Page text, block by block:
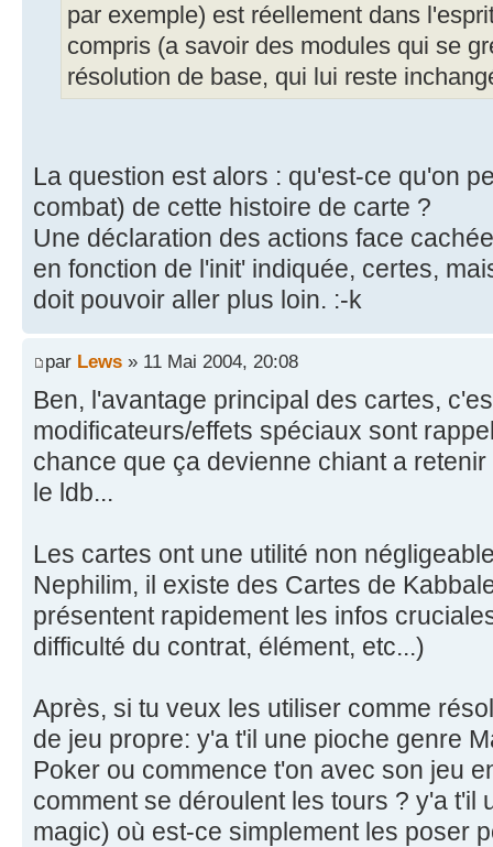
par exemple) est réellement dans
compris (a savoir des modules qui se
résolution de base, qui lui reste
La question est alors : qu'est-ce qu'on
combat) de cette histoire de carte ?
Une déclaration des actions face
en fonction de l'init' indiquée, certes,
doit pouvoir aller plus loin. :-k
par Lews » 11 Mai 2004, 20:08
Ben, l'avantage principal des cartes,
modificateurs/effets spéciaux sont
chance que ça devienne chiant a
le ldb...
Les cartes ont une utilité non
Nephilim, il existe des Cartes de
présentent rapidement les infos
difficulté du contrat, élément, etc...)
Après, si tu veux les utiliser comme
de jeu propre: y'a t'il une pioche genre
Poker ou commence t'on avec son jeu
comment se déroulent les tours ? y'a t'il
magic) où est-ce simplement les poser